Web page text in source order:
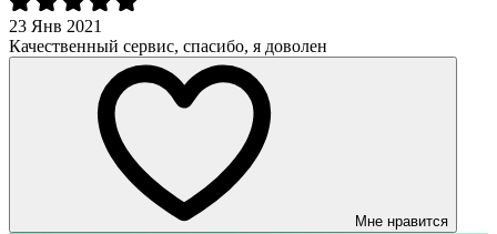
23 Янв 2021
Качественный сервис, спасибо, я доволен
Мне нравится